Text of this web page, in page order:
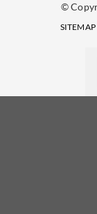
©
SITEMAP